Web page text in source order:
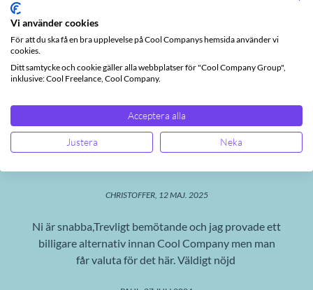
Det säger våra användare
Kom igång på en kvart, började fakturera efter en
kvart till. Pengar på kontot 24h efter att kunden
CHRISTOFFER, 12 MAJ. 2025
Ni är snabba,Trevligt bemötande och jag provade ett
billigare alternativ innan Cool Company men man
får valuta för det här. Väldigt nöjd
Vi använder cookies
För att du ska få en bra upplevelse på Cool Companys hemsida använder vi
cookies.
Ditt samtycke och cookie gäller alla webbplatser för "Cool Company Group",
inklusive: Cool Freelance, Cool Company.
Acceptera alla
Justera Neka